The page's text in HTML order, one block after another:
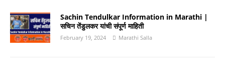
Sachin Tendulkar Information in Marathi |
सचिन तेंडुलकर यांची संपूर्ण माहिती
February 19, 2024 Marathi Salla